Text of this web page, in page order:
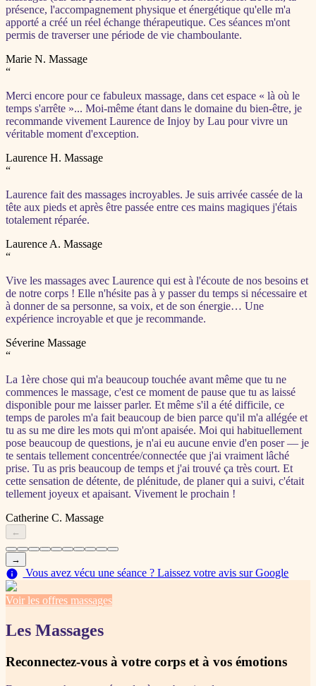
présence, l'accompagnement physique et énergétique qu'elle m'a
apporté a créé un réel échange thérapeutique. Ces séances m'ont
permis de traverser une période de vie chamboulante.
Marie N. Massage
“
Merci encore pour ce fabuleux massage, dans cet espace « là où le
temps s'arrête »... Moi-même étant dans le domaine du bien-être, je
recommande vivement Laurence de Injoy by Lau pour vivre un
véritable moment d'exception.
Laurence H. Massage
“
Laurence fait des massages incroyables. Je suis arrivée cassée de la
tête aux pieds et après être passée entre ces mains magiques j'étais
totalement réparée.
Laurence A. Massage
“
Vive les massages avec Laurence qui est à l'écoute de nos besoins et
de notre corps ! Elle n'hésite pas à y passer du temps si nécessaire et
à donner de sa personne, sa voix, et de son énergie… Une
expérience incroyable et que je recommande.
Séverine Massage
“
La 1ère chose qui m'a beaucoup touchée avant même que tu ne
commences le massage, c'est ce moment de pause que tu as laissé
disponible pour me laisser parler. Et même s'il a été difficile, ce
temps de paroles m'a fait beaucoup de bien parce qu'il m'a allégée et
tu as su me dire les mots qui m'ont apaisée. Moi qui habituellement
pose beaucoup de questions, je n'ai eu aucune envie d'en poser — je
te sentais tellement concentrée/connectée que j'ai vraiment lâché
prise. Tu as pris beaucoup de temps et j'ai trouvé ça très court. Et
cette sensation de détente, de plénitude, de planer qui a suivi, c'était
tellement joyeux et apaisant. Vivement le prochain !
Catherine C. Massage
←
→
Vous avez vécu une séance ? Laissez votre avis sur Google
Voir les offres massages
Les Massages
Reconnectez-vous à votre corps et à vos émotions